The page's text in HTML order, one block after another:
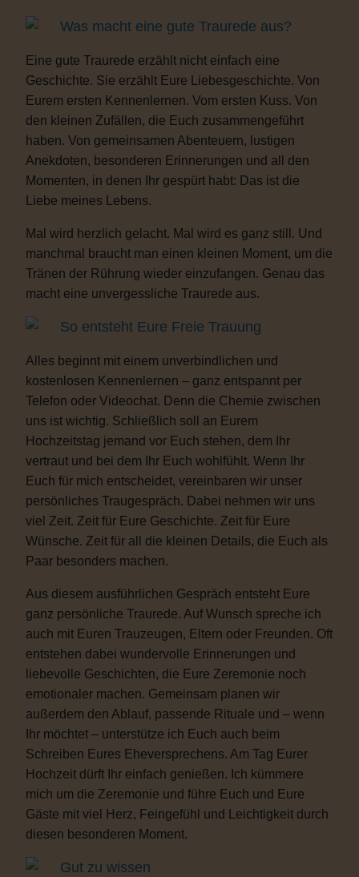
Was macht eine gute Traurede aus?
Eine gute Traurede erzählt nicht einfach eine
Geschichte. Sie erzählt Eure Liebesgeschichte. Von
Eurem ersten Kennenlernen. Vom ersten Kuss. Von
den kleinen Zufällen, die Euch zusammengeführt
haben. Von gemeinsamen Abenteuern, lustigen
Anekdoten, besonderen Erinnerungen und all den
Momenten, in denen Ihr gespürt habt: Das ist die
Liebe meines Lebens.
Mal wird herzlich gelacht. Mal wird es ganz still. Und
manchmal braucht man einen kleinen Moment, um die
Tränen der Rührung wieder einzufangen. Genau das
macht eine unvergessliche Traurede aus.
So entsteht Eure Freie Trauung
Alles beginnt mit einem unverbindlichen und
kostenlosen Kennenlernen – ganz entspannt per
Telefon oder Videochat. Denn die Chemie zwischen
uns ist wichtig. Schließlich soll an Eurem
Hochzeitstag jemand vor Euch stehen, dem Ihr
vertraut und bei dem Ihr Euch wohlfühlt. Wenn Ihr
Euch für mich entscheidet, vereinbaren wir unser
persönliches Traugespräch. Dabei nehmen wir uns
viel Zeit. Zeit für Eure Geschichte. Zeit für Eure
Wünsche. Zeit für all die kleinen Details, die Euch als
Paar besonders machen.
Aus diesem ausführlichen Gespräch entsteht Eure
ganz persönliche Traurede. Auf Wunsch spreche ich
auch mit Euren Trauzeugen, Eltern oder Freunden. Oft
entstehen dabei wundervolle Erinnerungen und
liebevolle Geschichten, die Eure Zeremonie noch
emotionaler machen. Gemeinsam planen wir
außerdem den Ablauf, passende Rituale und – wenn
Ihr möchtet – unterstütze ich Euch auch beim
Schreiben Eures Eheversprechens. Am Tag Eurer
Hochzeit dürft Ihr einfach genießen. Ich kümmere
mich um die Zeremonie und führe Euch und Eure
Gäste mit viel Herz, Feingefühl und Leichtigkeit durch
diesen besonderen Moment.
Gut zu wissen